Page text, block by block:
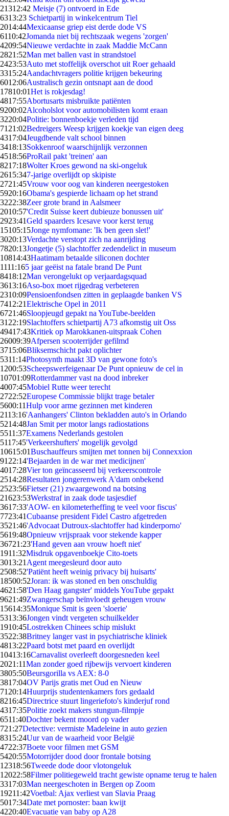
21312:42 Meisje (7) ontvoerd in Ede
6313:23 Schietpartij in winkelcentrum Tiel
2014:44Mexicaanse griep eist derde dode VS
6110:42Jomanda niet bij rechtszaak wegens 'zorgen'
4209:54Nieuwe verdachte in zaak Maddie McCann
2821:52Man met ballen vast in strandstoel
2423:53Auto met stoffelijk overschot uit Roer gehaald
3315:24Aandachtvragers politie krijgen bekeuring
6012:06Australisch gezin ontsnapt aan de dood
17810:01Het is rokjesdag!
4817:55Abortusarts misbruikte patiënten
9200:02Alcoholslot voor automobilisten komt eraan
3220:04Politie: bonnenboekje verleden tijd
71 21:02Bedreigers Weesp krijgen koekje van eigen deeg
4317:04Jeugdbende valt school binnen
3418:13Sokkenroof waarschijnlijk verzonnen
4518:56ProRail pakt 'treinen' aan
8217:18Wolter Kroes gewond na ski-ongeluk
2615:347-jarige overlijdt op skipiste
2721:45Vrouw voor oog van kinderen neergestoken
5920:16Obama's gespierde lichaam op het strand
3222:38Zeer grote brand in Aalsmeer
2010:57'Credit Suisse keert dubieuze bonussen uit'
2923:41Geld spaarders Icesave voor kerst terug
15105:15Jonge nymfomane: 'Ik ben geen slet!'
3020:13Verdachte verstopt zich na aanrijding
7820:13Jongetje (5) slachtoffer zedendelict in museum
10814:43Haatimam betaalde siliconen dochter
1111:165 jaar geëist na fatale brand De Punt
8418:12Man verongelukt op verjaardagsquad
3613:16Aso-box moet rijgedrag verbeteren
2310:09Pensioenfondsen zitten in geplaagde banken VS
7412:21Elektrische Opel in 2011
6721:46Sloopjeugd gepakt na YouTube-beelden
31 22:19Slachtoffers schietpartij A73 afkomstig uit Oss
49417:43Kritiek op Marokkanen-uitspraak Cohen
26009:39Afpersen scooterrijder gefilmd
3715:06Bliksemschicht pakt oplichter
5311:14Photosynth maakt 3D van gewone foto's
1200:53Scheepswerfeigenaar De Punt opnieuw de cel in
10701:09Rotterdammer vast na dood inbreker
4007:45Mobiel Rutte weer terecht
2722:52Europese Commissie blijkt trage betaler
5600:11Hulp voor arme gezinnen met kinderen
2113:16'Aanhangers' Clinton bekladden auto's in Orlando
5214:48Jan Smit per motor langs radiostations
5511:37Examens Nederlands gestolen
5117:45'Verkeershufters' mogelijk gevolgd
10615:01Buschauffeurs smijten met tonnen bij Connexxion
91 22:14'Bejaarden in de war met medicijnen'
4017:28Vier ton geïncasseerd bij verkeerscontrole
2514:28Resultaten jongerenwerk A'dam onbekend
2523:56Fietser (21) zwaargewond na botsing
21623:53Werkstraf in zaak dode tasjesdief
3617:33'AOW- en kilometerheffing te veel voor fiscus'
7723:41Cubaanse president Fidel Castro afgetreden
3521:46'Advocaat Dutroux-slachtoffer had kinderporno'
5619:48Opnieuw vrijspraak voor stekende kapper
36721:23'Hand geven aan vrouw hoeft niet'
1911:32Misdruk opgavenboekje Cito-toets
3013:21 Agent meegesleurd door auto
2508:52'Patiënt heeft weinig privacy bij huisarts'
18500:52Joran: ik was stoned en ben onschuldig
4621:58'Den Haag gangster' middels YouTube gepakt
9621:49Zwangerschap beïnvloedt geheugen vrouw
15614:35Monique Smit is geen 'sloerie'
5313:36Jongen vindt vergeten schuilkelder
1910:45Lostrekken Chinees schip mislukt
3522:38Britney langer vast in psychiatrische kliniek
4813:22Paard botst met paard en overlijdt
10413:16Carnavalist overleeft doorgesneden keel
2021:11Man zonder goed rijbewijs vervoert kinderen
3805:50Beursgorilla vs AEX: 8-0
3817:04OV Parijs gratis met Oud en Nieuw
71 20:14Huurprijs studentenkamers fors gedaald
8216:45Directrice stuurt lingeriefoto's kinderjuf rond
4317:35Politie zoekt makers stungun-filmpje
6511:40Dochter bekent moord op vader
721:27Detective: vermiste Madeleine in auto gezien
8315:24Uur van de waarheid voor België
4722:37Boete voor filmen met GSM
5420:55Motorrijder dood door frontale botsing
12318:56Tweede dode door vlotongeluk
12022:58Filmer politiegeweld tracht gewiste opname terug te halen
3317:03Man neergeschoten in Bergen op Zoom
19211:42Voetbal: Ajax verliest van Slavia Praag
5017:34Date met pornoster: baan kwijt
4220:40Evacuatie van baby op A28